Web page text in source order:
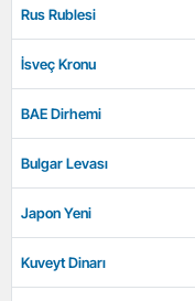
Rus Rublesi
İsveç Kronu
BAE Dirhemi
Bulgar Levası
Japon Yeni
Kuveyt Dinarı